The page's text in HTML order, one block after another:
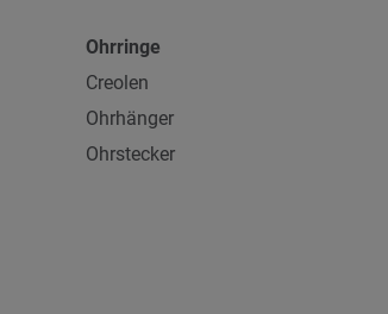
Ohrringe
Creolen
Ohrhänger
Ohrstecker